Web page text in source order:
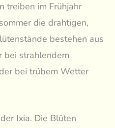
treiben im Frühjahr
die drahtigen,
bestehen aus
bei strahlendem
bei trübem Wetter
Ixia. Die Blüten